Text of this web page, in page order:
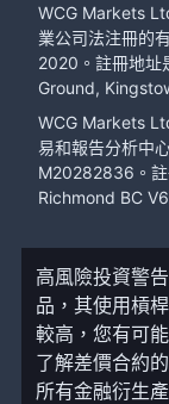
WCG Markets
業公司法注冊的
2020。註冊地址
Ground,
WCG Markets
易和報告分析中
M20282836。
Richmond BC
高風險投資警
品，其使用槓
較高，您有可
了解差價合約
所有金融衍生